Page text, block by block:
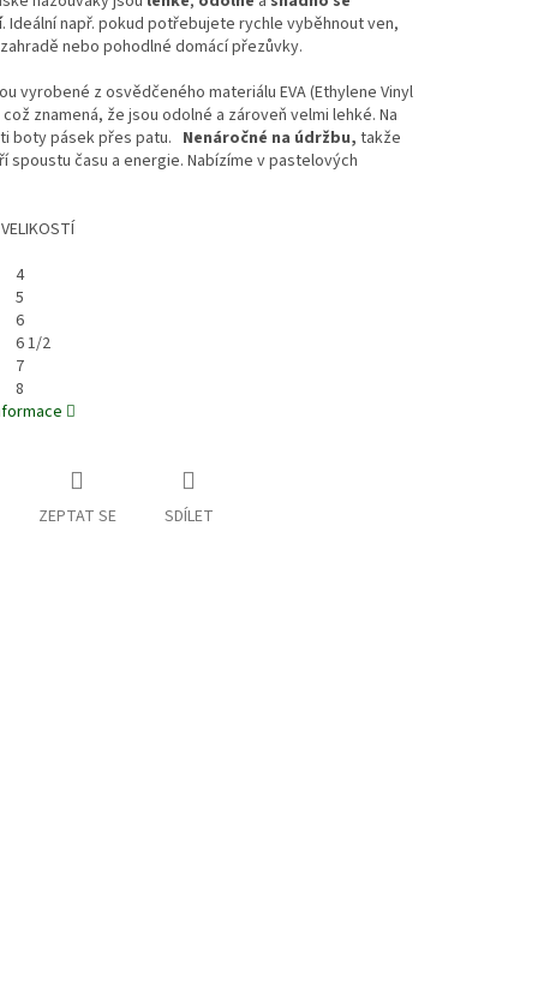
. Ideální např. pokud potřebujete rychle vyběhnout ven,
nebo pohodlné domácí přezůvky.
vyrobené z osvědčeného materiálu EVA (Ethylene Vinyl
znamená, že jsou odolné a zároveň velmi lehké. Na
boty pásek přes patu. Nenáročné na údržbu, takže
spoustu času a energie. Nabízíme v pastelových
4
5
6
6 1/2
7
8
ZEPTAT SE SDÍLET